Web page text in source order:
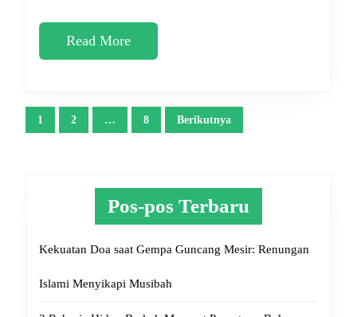
Terduga
Read MoreRead
More
Paginasi
pos
1 2 … 8 Berikutnya
Pos-pos Terbaru
Kekuatan Doa saat Gempa Guncang Mesir: Renungan
Islami Menyikapi Musibah